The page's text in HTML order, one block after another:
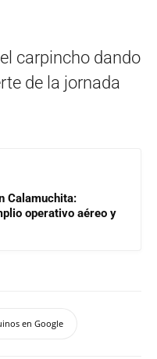
carpincho dando
de la jornada
Calamuchita:
operativo aéreo y
en Google